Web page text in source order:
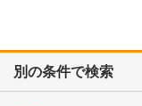
別の条件で検索